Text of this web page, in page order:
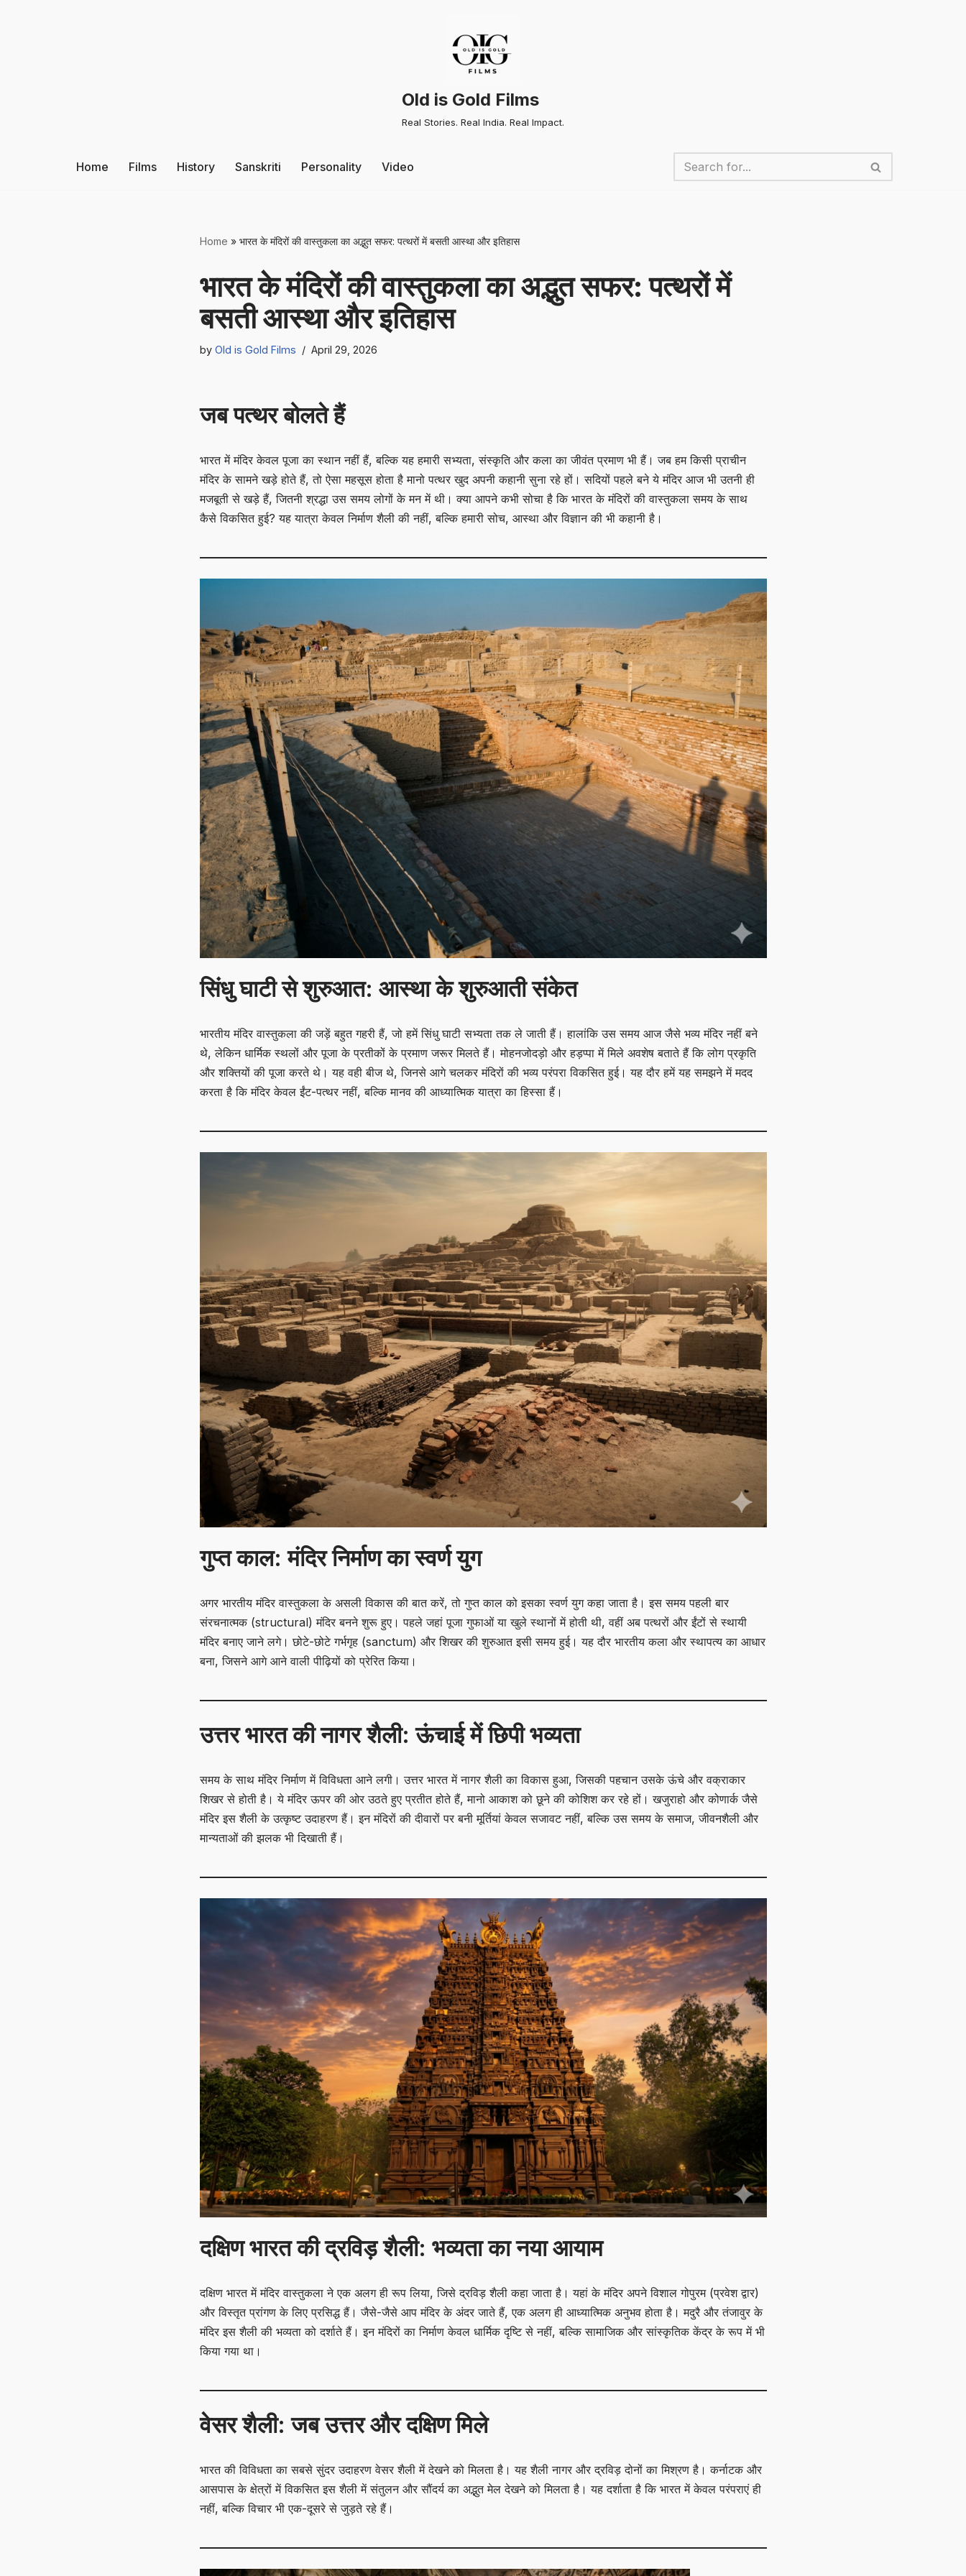
Old is Gold Films
Real Stories. Real India. Real Impact.
Home Films History Sanskriti Personality Video
Home » भारत के मंदिरों की वास्तुकला का अद्भुत सफर: पत्थरों में बसती आस्था और इतिहास
भारत के मंदिरों की वास्तुकला का अद्भुत सफर: पत्थरों में
बसती आस्था और इतिहास
by Old is Gold Films April 29, 2026
जब पत्थर बोलते हैं
भारत में मंदिर केवल पूजा का स्थान नहीं हैं, बल्कि यह हमारी सभ्यता, संस्कृति और कला का जीवंत प्रमाण भी हैं। जब हम किसी प्राचीन
मंदिर के सामने खड़े होते हैं, तो ऐसा महसूस होता है मानो पत्थर खुद अपनी कहानी सुना रहे हों। सदियों पहले बने ये मंदिर आज भी उतनी ही
मजबूती से खड़े हैं, जितनी श्रद्धा उस समय लोगों के मन में थी। क्या आपने कभी सोचा है कि भारत के मंदिरों की वास्तुकला समय के साथ
कैसे विकसित हुई? यह यात्रा केवल निर्माण शैली की नहीं, बल्कि हमारी सोच, आस्था और विज्ञान की भी कहानी है।
सिंधु घाटी से शुरुआत: आस्था के शुरुआती संकेत
भारतीय मंदिर वास्तुकला की जड़ें बहुत गहरी हैं, जो हमें सिंधु घाटी सभ्यता तक ले जाती हैं। हालांकि उस समय आज जैसे भव्य मंदिर नहीं बने
थे, लेकिन धार्मिक स्थलों और पूजा के प्रतीकों के प्रमाण जरूर मिलते हैं। मोहनजोदड़ो और हड़प्पा में मिले अवशेष बताते हैं कि लोग प्रकृति
और शक्तियों की पूजा करते थे। यह वही बीज थे, जिनसे आगे चलकर मंदिरों की भव्य परंपरा विकसित हुई। यह दौर हमें यह समझने में मदद
करता है कि मंदिर केवल ईंट-पत्थर नहीं, बल्कि मानव की आध्यात्मिक यात्रा का हिस्सा हैं।
गुप्त काल: मंदिर निर्माण का स्वर्ण युग
अगर भारतीय मंदिर वास्तुकला के असली विकास की बात करें, तो गुप्त काल को इसका स्वर्ण युग कहा जाता है। इस समय पहली बार
संरचनात्मक (structural) मंदिर बनने शुरू हुए। पहले जहां पूजा गुफाओं या खुले स्थानों में होती थी, वहीं अब पत्थरों और ईंटों से स्थायी
मंदिर बनाए जाने लगे। छोटे-छोटे गर्भगृह (sanctum) और शिखर की शुरुआत इसी समय हुई। यह दौर भारतीय कला और स्थापत्य का आधार
बना, जिसने आगे आने वाली पीढ़ियों को प्रेरित किया।
उत्तर भारत की नागर शैली: ऊंचाई में छिपी भव्यता
समय के साथ मंदिर निर्माण में विविधता आने लगी। उत्तर भारत में नागर शैली का विकास हुआ, जिसकी पहचान उसके ऊंचे और वक्राकार
शिखर से होती है। ये मंदिर ऊपर की ओर उठते हुए प्रतीत होते हैं, मानो आकाश को छूने की कोशिश कर रहे हों। खजुराहो और कोणार्क जैसे
मंदिर इस शैली के उत्कृष्ट उदाहरण हैं। इन मंदिरों की दीवारों पर बनी मूर्तियां केवल सजावट नहीं, बल्कि उस समय के समाज, जीवनशैली और
मान्यताओं की झलक भी दिखाती हैं।
दक्षिण भारत की द्रविड़ शैली: भव्यता का नया आयाम
दक्षिण भारत में मंदिर वास्तुकला ने एक अलग ही रूप लिया, जिसे द्रविड़ शैली कहा जाता है। यहां के मंदिर अपने विशाल गोपुरम (प्रवेश द्वार)
और विस्तृत प्रांगण के लिए प्रसिद्ध हैं। जैसे-जैसे आप मंदिर के अंदर जाते हैं, एक अलग ही आध्यात्मिक अनुभव होता है। मदुरै और तंजावुर के
मंदिर इस शैली की भव्यता को दर्शाते हैं। इन मंदिरों का निर्माण केवल धार्मिक दृष्टि से नहीं, बल्कि सामाजिक और सांस्कृतिक केंद्र के रूप में भी
किया गया था।
वेसर शैली: जब उत्तर और दक्षिण मिले
भारत की विविधता का सबसे सुंदर उदाहरण वेसर शैली में देखने को मिलता है। यह शैली नागर और द्रविड़ दोनों का मिश्रण है। कर्नाटक और
आसपास के क्षेत्रों में विकसित इस शैली में संतुलन और सौंदर्य का अद्भुत मेल देखने को मिलता है। यह दर्शाता है कि भारत में केवल परंपराएं ही
नहीं, बल्कि विचार भी एक-दूसरे से जुड़ते रहे हैं।